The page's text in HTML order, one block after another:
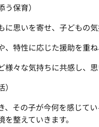
う保育）
に思いを寄せ、子どもの
、特性に応じた援助を重ね
様々な気持ちに共感し、
、その子が今何を感じて
整えていきます。